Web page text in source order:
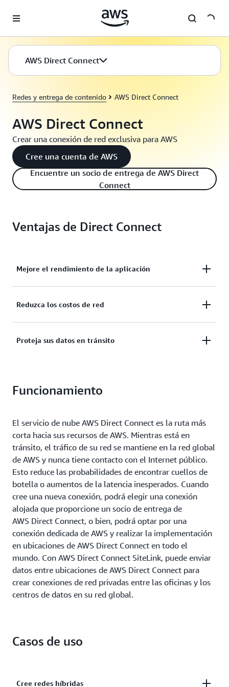
AWS Direct Connect
Redes y entrega de contenido AWS Direct Connect
AWS Direct Connect
Crear una conexión de red exclusiva para AWS
Cree una cuenta de AWS
Encuentre un socio de entrega de AWS Direct
Connect
Ventajas de Direct Connect
Mejore el rendimiento de la aplicación
establecer una conexión directa con AWS y evitar la
Internet pública.
Reduzca los costos de red
pueden reducir los costos de red en comparación
Proteja sus datos en tránsito
Funcionamiento
El servicio de nube AWS Direct Connect es la ruta más
corta hacia sus recursos de AWS. Mientras está en
tránsito, el tráfico de su red se mantiene en la red global
de AWS y nunca tiene contacto con el Internet público.
Esto reduce las probabilidades de encontrar cuellos de
botella o aumentos de la latencia inesperados. Cuando
cree una nueva conexión, podrá elegir una conexión
alojada que proporcione un socio de entrega de
AWS Direct Connect, o bien, podrá optar por una
conexión dedicada de AWS y realizar la implementación
en ubicaciones de AWS Direct Connect en todo el
mundo. Con AWS Direct Connect SiteLink, puede enviar
datos entre ubicaciones de AWS Direct Connect para
crear conexiones de red privadas entre las oficinas y los
centros de datos en su red global.
Casos de uso
Cree redes híbridas